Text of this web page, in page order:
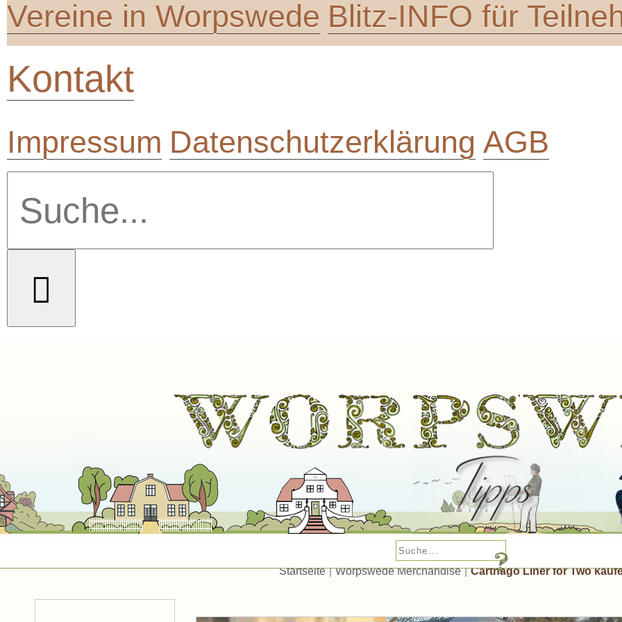
Vereine in Worpswede Blitz-INFO für
Kontakt
Impressum Datenschutzerklärung AGB
Startseite | Worpswede Merchandise | Carthago Liner for Two